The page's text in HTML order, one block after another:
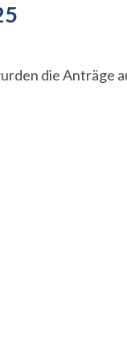
die Anträge